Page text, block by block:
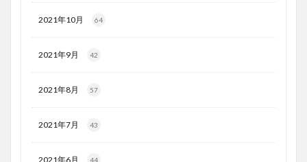
2021年10月 64
2021年9月 42
2021年8月 57
2021年7月 43
2021年6月 44